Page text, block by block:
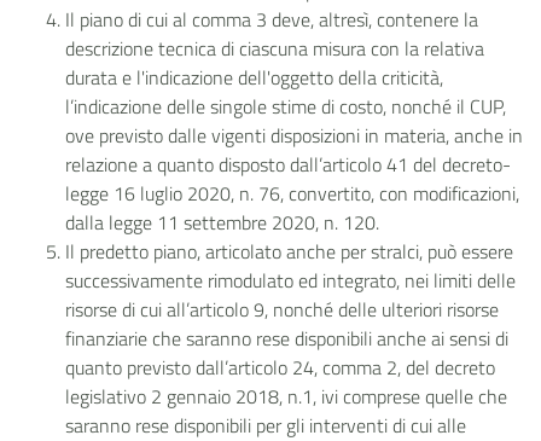
Il piano di cui al comma 3 deve, altresì, contenere la
descrizione tecnica di ciascuna misura con la relativa
durata e l'indicazione dell'oggetto della criticità,
l’indicazione delle singole stime di costo, nonché il CUP,
ove previsto dalle vigenti disposizioni in materia, anche in
relazione a quanto disposto dall’articolo 41 del decreto-
legge 16 luglio 2020, n. 76, convertito, con modificazioni,
dalla legge 11 settembre 2020, n. 120.
Il predetto piano, articolato anche per stralci, può essere
successivamente rimodulato ed integrato, nei limiti delle
risorse di cui all’articolo 9, nonché delle ulteriori risorse
finanziarie che saranno rese disponibili anche ai sensi di
quanto previsto dall’articolo 24, comma 2, del decreto
legislativo 2 gennaio 2018, n.1, ivi comprese quelle che
saranno rese disponibili per gli interventi di cui alle